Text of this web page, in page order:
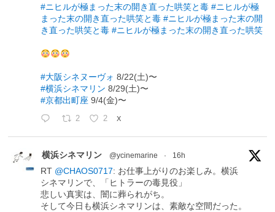
#ニヒルが極まった末の開き直った哄笑と毒 #ニヒルが極
まった末の開き直った哄笑と毒 #ニヒルが極まった末の開
き直った哄笑と毒 #ニヒルが極まった末の開き直った哄笑
#大阪シネヌーヴォ 8/22(土)〜
#横浜シネマリン 8/29(土)〜
#京都出町座 9/4(金)〜
2 2 X
横浜シネマリン @ycinemarine · 16h
RT @CHAOS0717: お仕事上がりのお楽しみ。横浜
シネマリンで、「ヒトラーの毒見役」
悲しい真実は、闇に葬られがち。
そして今日も横浜シネマリンは、素敵な空間だった。